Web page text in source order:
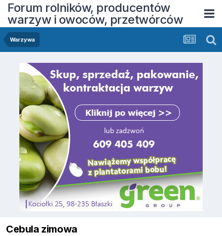
Forum rolników, producentów
warzyw i owoców, przetwórców
Warzywa
Cebula zimowa